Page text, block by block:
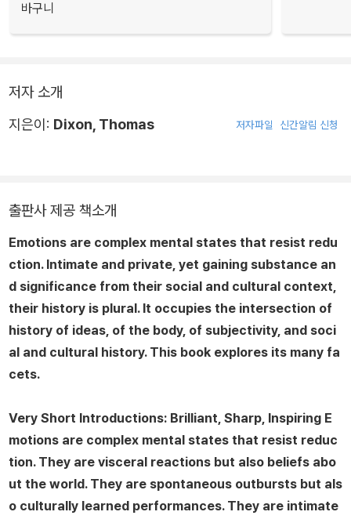
바구니
저자 소개
지은이: Dixon, Thomas 저자파일 신간알림 신청
출판사 제공 책소개
Emotions are complex mental states that resist redu
ction. Intimate and private, yet gaining substance an
d significance from their social and cultural context,
their history is plural. It occupies the intersection of
history of ideas, of the body, of subjectivity, and soci
al and cultural history. This book explores its many fa
cets.
Very Short Introductions: Brilliant, Sharp, Inspiring E
motions are complex mental states that resist reduc
tion. They are visceral reactions but also beliefs abo
ut the world. They are spontaneous outbursts but als
o culturally learned performances. They are intimate